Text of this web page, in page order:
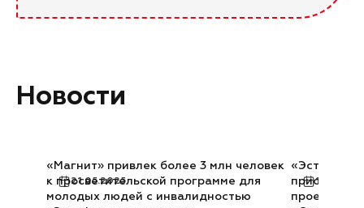
Новости
21.05.2025
«Магнит» привлек более 3 млн человек
к просветительской программе для
молодых людей с инвалидностью
«Эстафета
проекту